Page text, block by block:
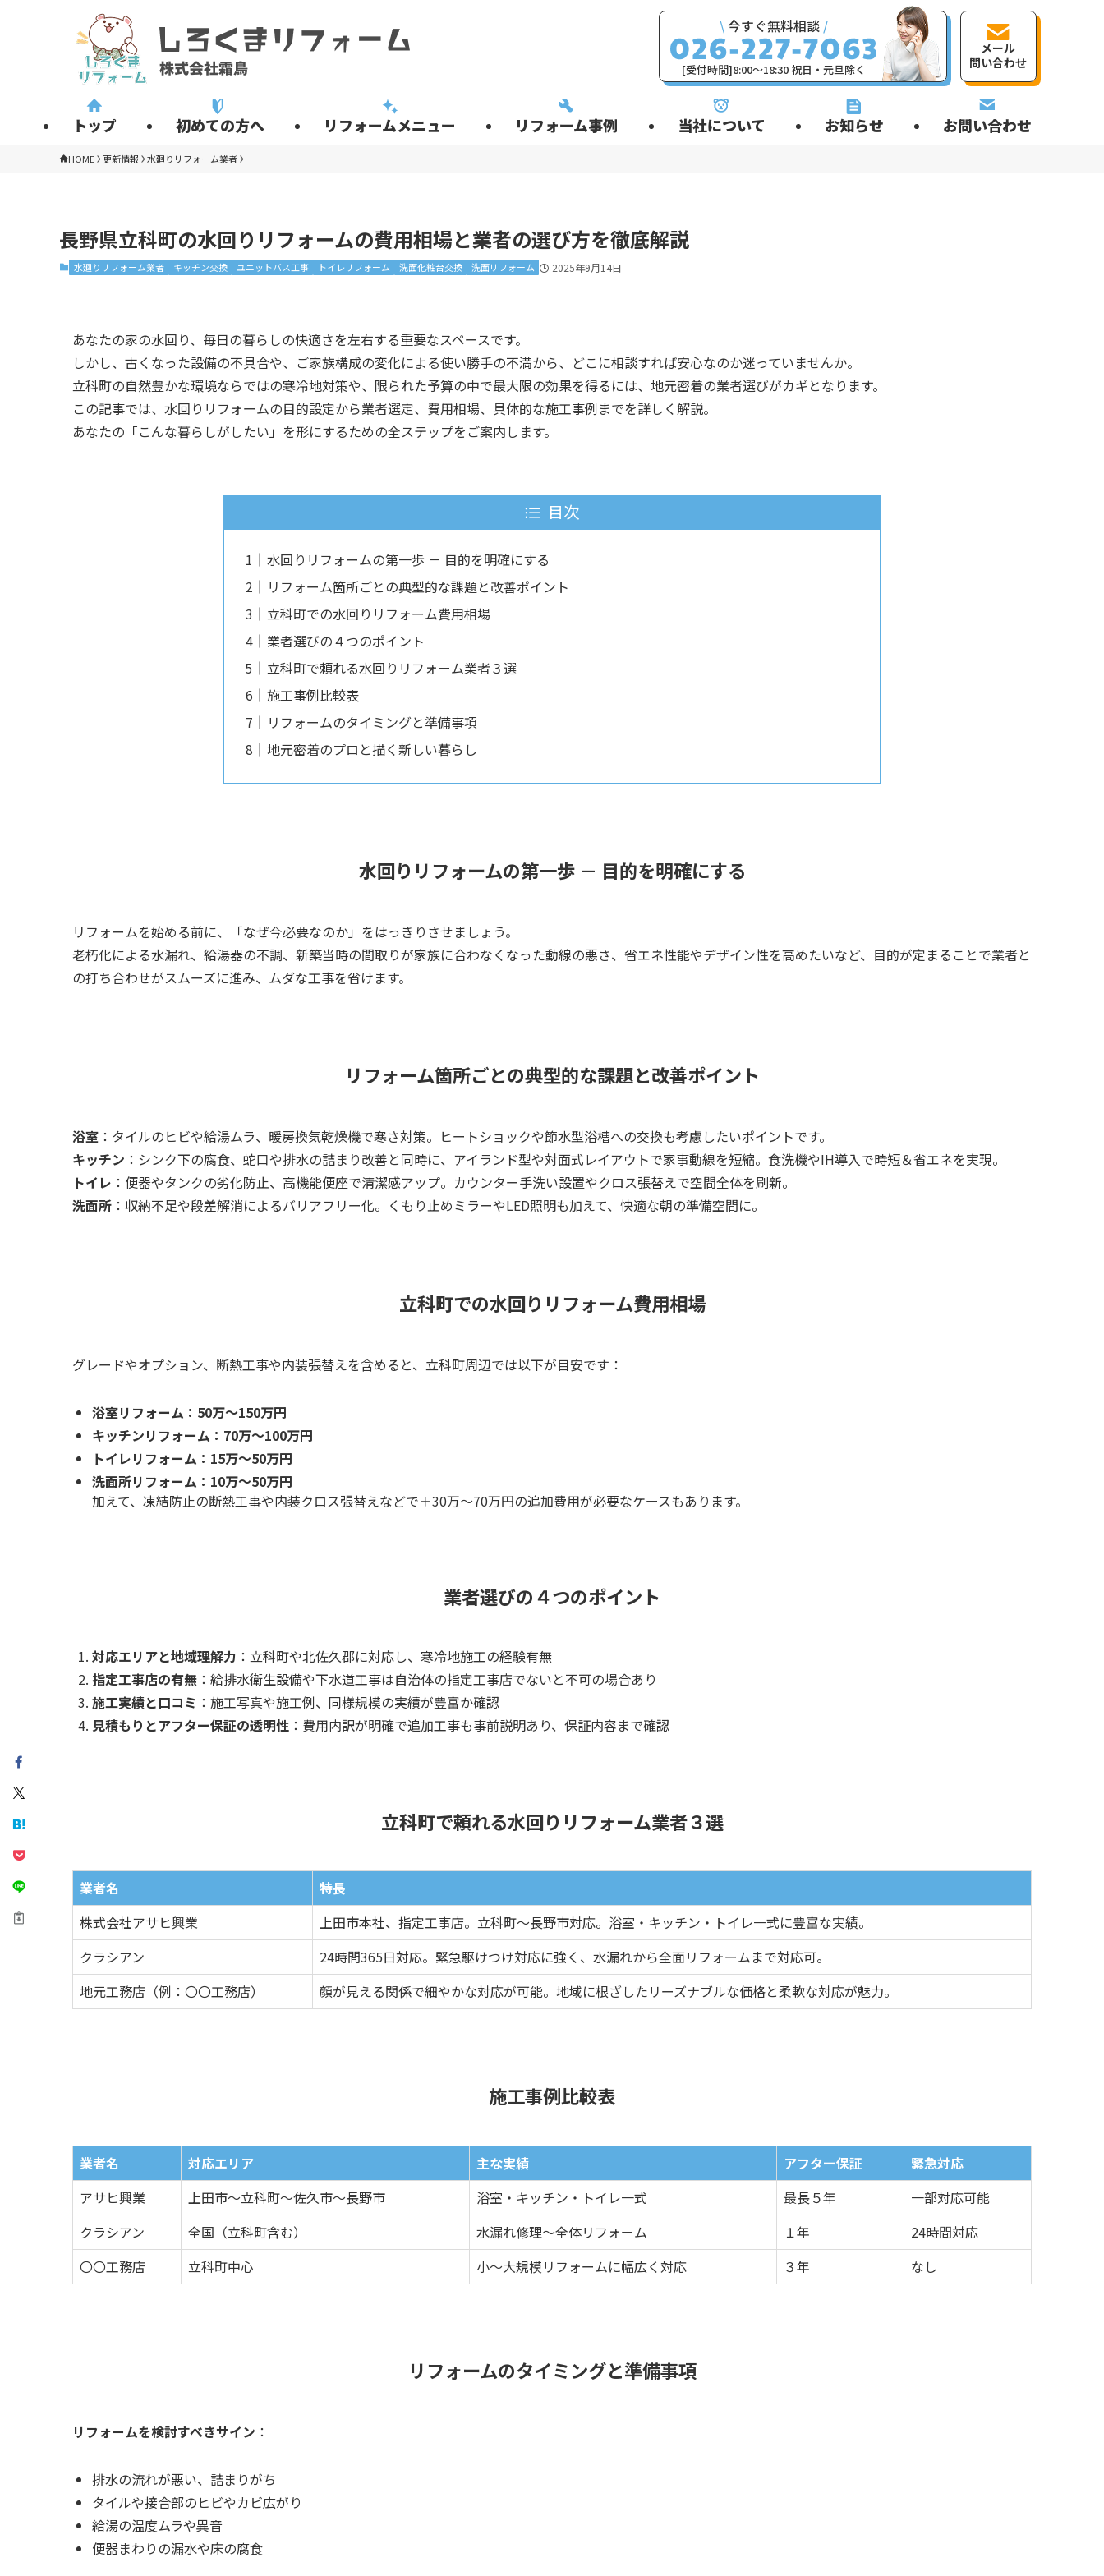
トップ 初めての方へ リフォームメニュー リフォーム事例 当社について お知らせ お問い合わせ
\今すぐ無料相談 /
[受付時間]8:00〜18:30 祝日・元旦除く
メール
問い合わせ
HOME 更新情報 水廻りリフォーム業者
長野県立科町の水回りリフォームの費用相場と業者の選び方を徹底解説
水廻りリフォーム業者 キッチン交換 ユニットバス工事 トイレリフォーム 洗面化粧台交換 洗面リフォーム 2025年9月14日
あなたの家の水回り、毎日の暮らしの快適さを左右する重要なスペースです。
しかし、古くなった設備の不具合や、ご家族構成の変化による使い勝手の不満から、どこに相談すれば安心なのか迷っていませんか。
立科町の自然豊かな環境ならではの寒冷地対策や、限られた予算の中で最大限の効果を得るには、地元密着の業者選びがカギとなります。
この記事では、水回りリフォームの目的設定から業者選定、費用相場、具体的な施工事例までを詳しく解説。
あなたの「こんな暮らしがしたい」を形にするための全ステップをご案内します。
目次
水回りリフォームの第一歩 － 目的を明確にする
リフォーム箇所ごとの典型的な課題と改善ポイント
立科町での水回りリフォーム費用相場
業者選びの４つのポイント
立科町で頼れる水回りリフォーム業者３選
施工事例比較表
リフォームのタイミングと準備事項
地元密着のプロと描く新しい暮らし
水回りリフォームの第一歩 － 目的を明確にする
リフォームを始める前に、「なぜ今必要なのか」をはっきりさせましょう。
老朽化による水漏れ、給湯器の不調、新築当時の間取りが家族に合わなくなった動線の悪さ、省エネ性能やデザイン性を高めたいなど、目的が定まることで業者と
の打ち合わせがスムーズに進み、ムダな工事を省けます。
リフォーム箇所ごとの典型的な課題と改善ポイント
浴室 ：タイルのヒビや給湯ムラ、暖房換気乾燥機で寒さ対策。ヒートショックや節水型浴槽への交換も考慮したいポイントです。
キッチン ：シンク下の腐食、蛇口や排水の詰まり改善と同時に、アイランド型や対面式レイアウトで家事動線を短縮。食洗機やIH導入で時短＆省エネを実現。
トイレ ：便器やタンクの劣化防止、高機能便座で清潔感アップ。カウンター手洗い設置やクロス張替えで空間全体を刷新。
洗面所 ：収納不足や段差解消によるバリアフリー化。くもり止めミラーやLED照明も加えて、快適な朝の準備空間に。
立科町での水回りリフォーム費用相場
グレードやオプション、断熱工事や内装張替えを含めると、立科町周辺では以下が目安です：
浴室リフォーム：50万～150万円
キッチンリフォーム：70万～100万円
トイレリフォーム：15万～50万円
洗面所リフォーム：10万～50万円
加えて、凍結防止の断熱工事や内装クロス張替えなどで＋30万～70万円の追加費用が必要なケースもあります。
業者選びの４つのポイント
対応エリアと地域理解力 ：立科町や北佐久郡に対応し、寒冷地施工の経験有無
指定工事店の有無 ：給排水衛生設備や下水道工事は自治体の指定工事店でないと不可の場合あり
施工実績と口コミ ：施工写真や施工例、同様規模の実績が豊富か確認
見積もりとアフター保証の透明性 ：費用内訳が明確で追加工事も事前説明あり、保証内容まで確認
立科町で頼れる水回りリフォーム業者３選
業者名
特長
株式会社アサヒ興業
上田市本社、指定工事店。立科町～長野市対応。浴室・キッチン・トイレ一式に豊富な実績。
クラシアン
24時間365日対応。緊急駆けつけ対応に強く、水漏れから全面リフォームまで対応可。
地元工務店（例：〇〇工務店）
顔が見える関係で細やかな対応が可能。地域に根ざしたリーズナブルな価格と柔軟な対応が魅力。
施工事例比較表
業者名 対応エリア 主な実績 アフター保証
緊急対応
アサヒ興業
上田市～立科町～佐久市～長野市 浴室・キッチン・トイレ一式 最長５年
一部対応可能
クラシアン
全国（立科町含む） 水漏れ修理～全体リフォーム １年
24時間対応
〇〇工務店
立科町中心 小～大規模リフォームに幅広く対応 ３年 なし
リフォームのタイミングと準備事項
リフォームを検討すべきサイン ：
排水の流れが悪い、詰まりがち
タイルや接合部のヒビやカビ広がり
給湯の温度ムラや異音
便器まわりの漏水や床の腐食